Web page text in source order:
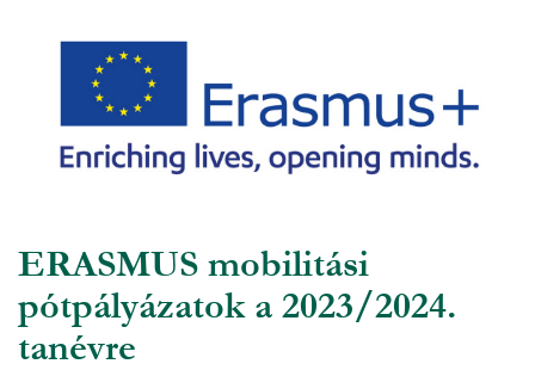
ERASMUS mobilitási
pótpályázatok a 2023/2024.
tanévre